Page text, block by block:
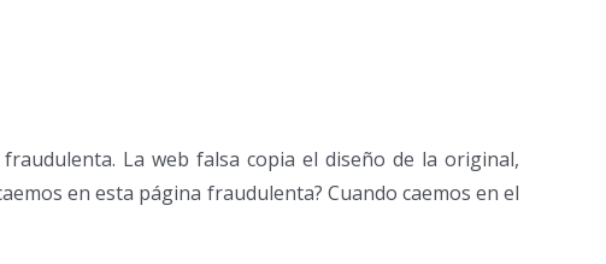
La web falsa copia el diseño de la original,
en esta página fraudulenta? Cuando caemos en el